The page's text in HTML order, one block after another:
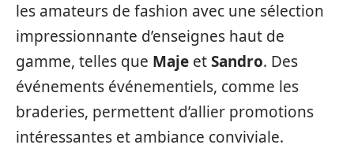
les amateurs de fashion avec une sélection
impressionnante d’enseignes haut de
gamme, telles que Maje etSandro. Des
événements événementiels, comme les
braderies, permettent d’allier promotions
intéressantes et ambiance conviviale.